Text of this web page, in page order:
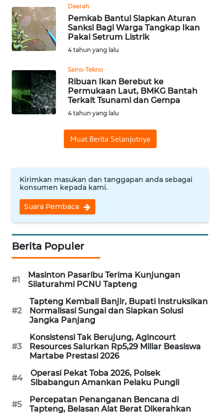
Daerah
Pemkab Bantul Siapkan Aturan
Sanksi Bagi Warga Tangkap Ikan
Pakai Setrum Listrik
4 tahun yang lalu
Sains-Tekno
Ribuan Ikan Berebut ke
Permukaan Laut, BMKG Bantah
Terkait Tsunami dan Gempa
4 tahun yang lalu
Muat Berita Selanjutnya
Kirimkan masukan dan tanggapan anda sebagai
konsumen kepada kami.
Suara Pembaca
Berita Populer
#1
Masinton Pasaribu Terima Kunjungan
Silaturahmi PCNU Tapteng
#2
Tapteng Kembali Banjir, Bupati Instruksikan
Normalisasi Sungai dan Siapkan Solusi
Jangka Panjang
#3
Konsistensi Tak Berujung, Agincourt
Resources Salurkan Rp5,29 Miliar Beasiswa
Martabe Prestasi 2026
#4
Operasi Pekat Toba 2026, Polsek
Sibabangun Amankan Pelaku Pungli
#5
Percepatan Penanganan Bencana di
Tapteng, Belasan Alat Berat Dikerahkan
WN
CIANJUR
KEPULAUAN
SERIBU
WN
WN
CIREBON
WN
WN
MAJALENGKA
WN
SUBANG
SUKABUMI
WN
PURWAKARTA